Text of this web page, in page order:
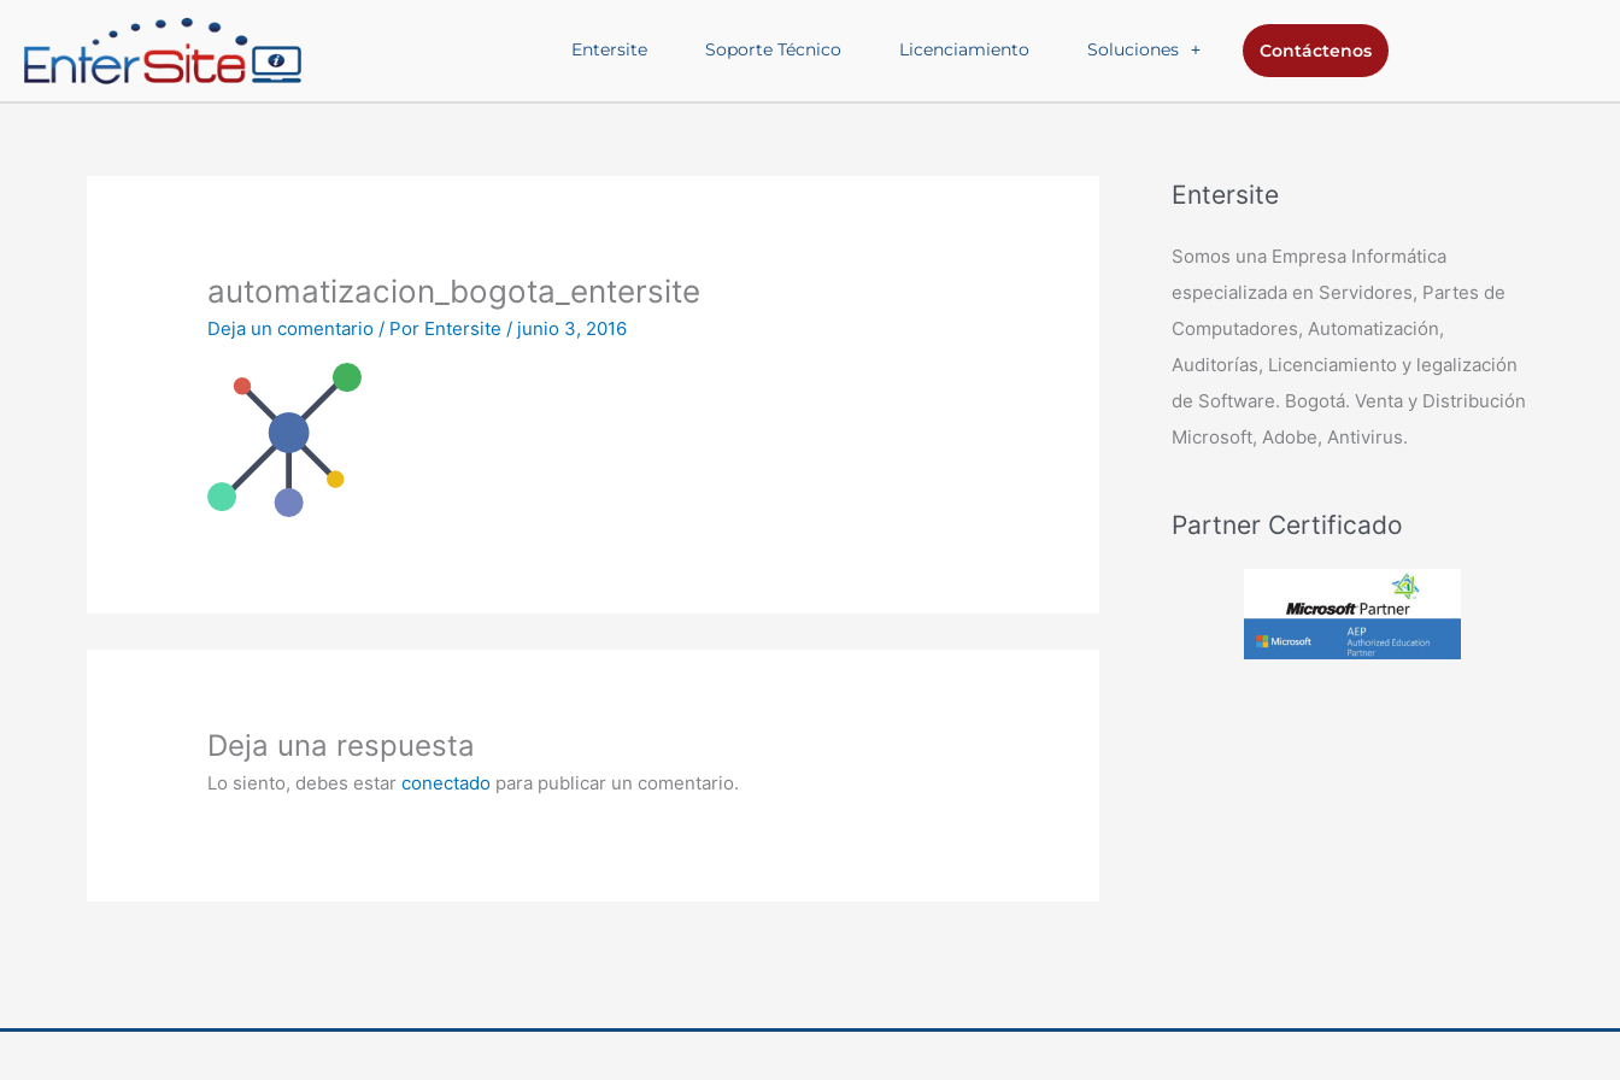
contenido
Entersite Soporte Técnico Licenciamiento Soluciones Contáctenos
automatizacion_bogota_entersite
Deja un comentario / Por Entersite/ junio 3, 2016
Deja una respuesta
Lo siento, debes estarconectado para publicar un comentario.
Entersite
Somos una Empresa Informática
especializada en Servidores, Partes de
Computadores, Automatización,
Auditorías, Licenciamiento y legalización
de Software. Bogotá. Venta y Distribución
Microsoft, Adobe, Antivirus.
Partner Certificado